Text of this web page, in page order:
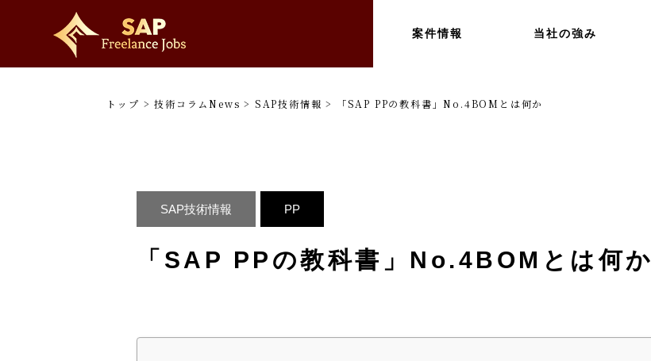
案件情報 当社の強み
トップ >技術コラムNews > SAP技術情報 > 「SAP PPの教科書」No.4BOMとは何か
SAP技術情報 PP
「SAP PPの教科書」No.4BOMとは何か